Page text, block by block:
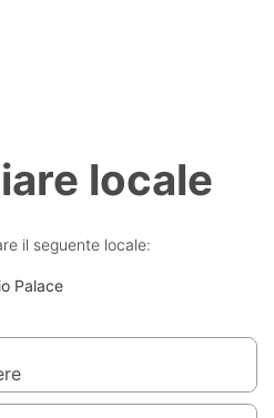
locale
il seguente locale:
Palace